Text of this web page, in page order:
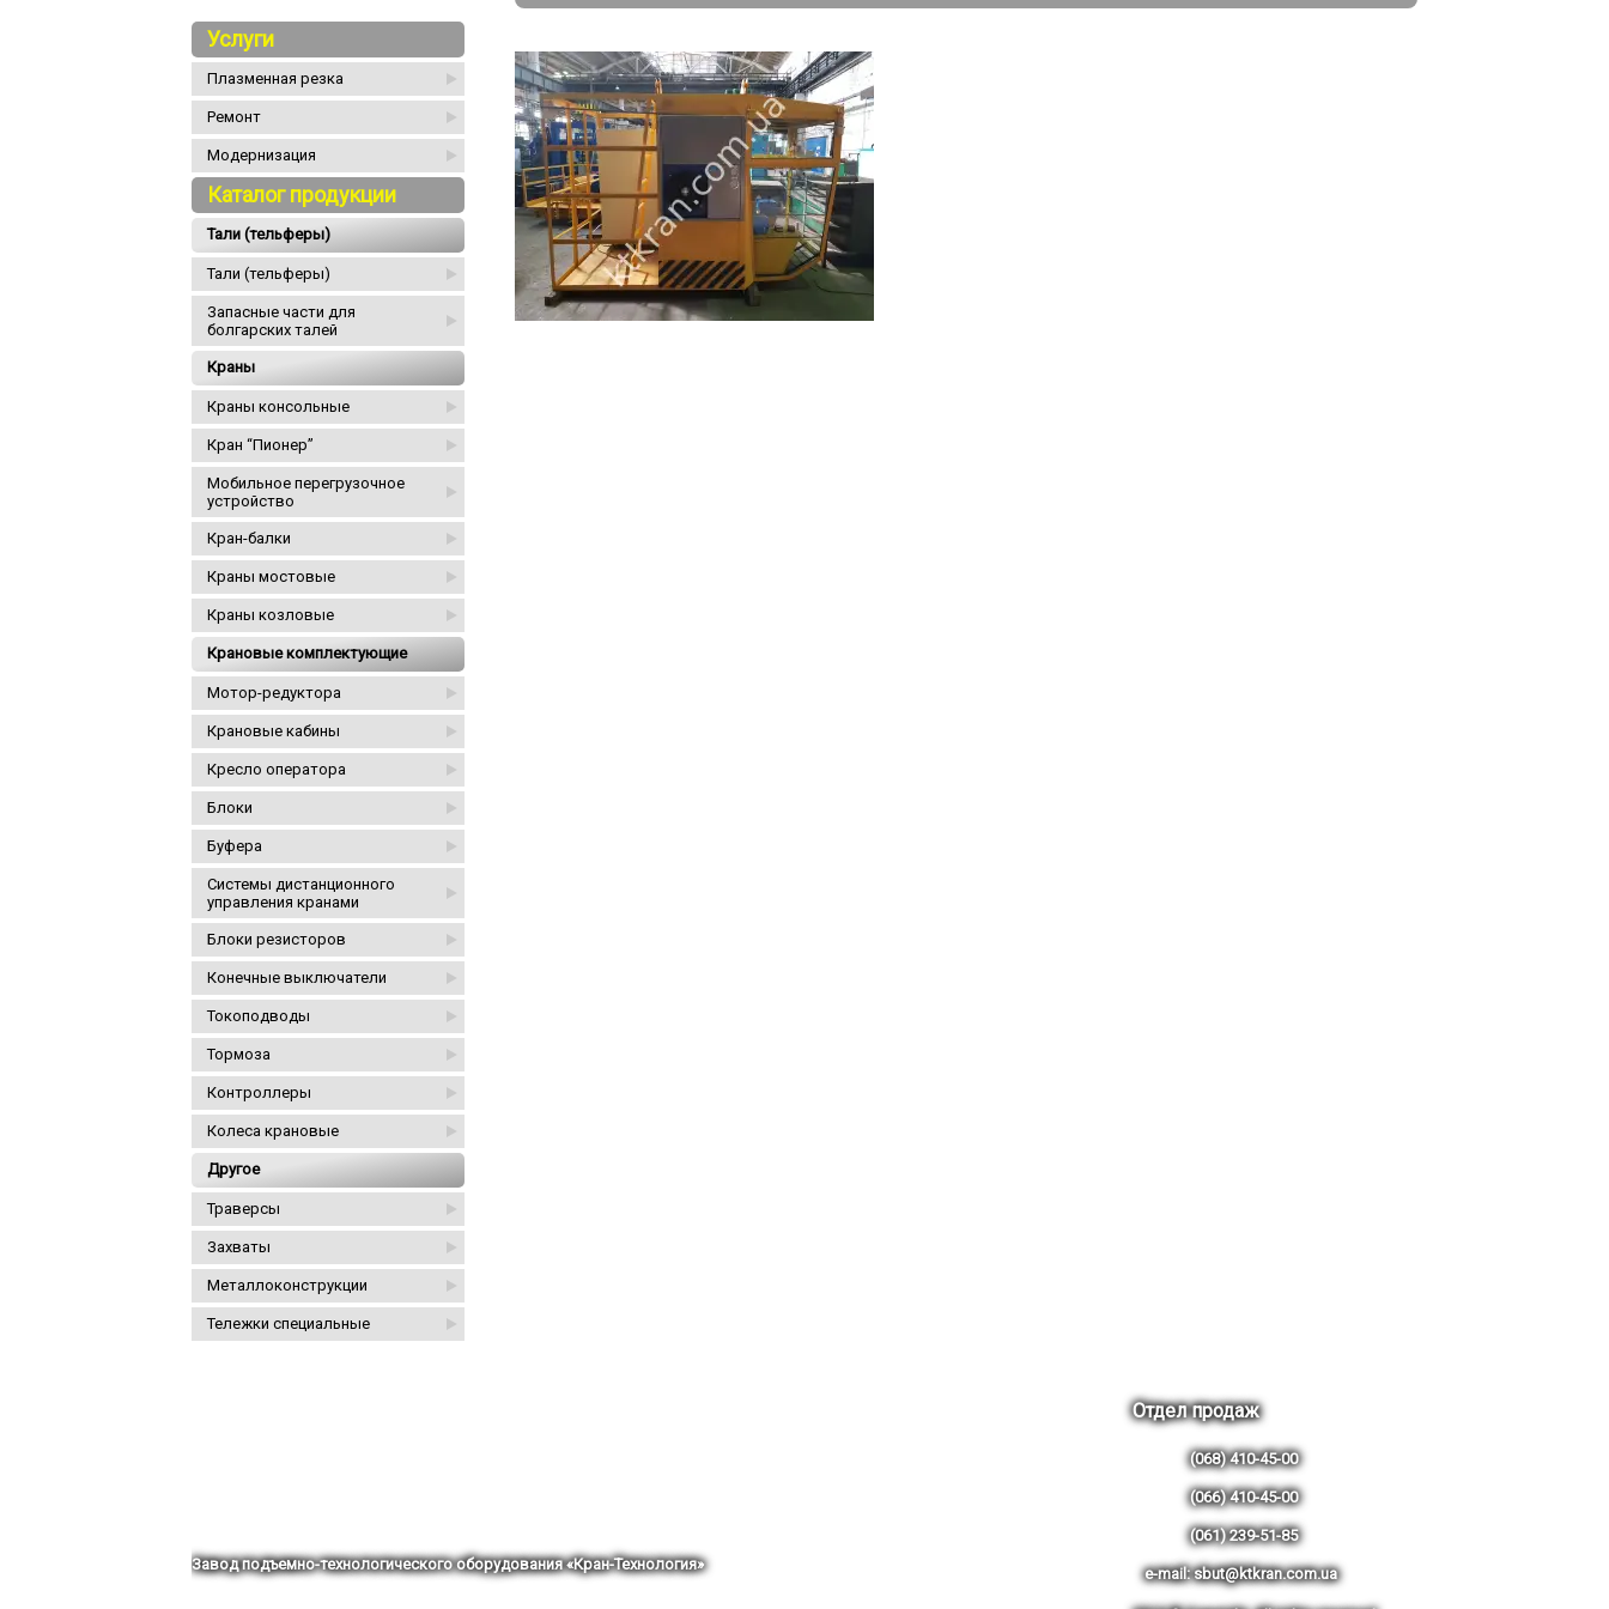
Услуги
Плазменная резка
Ремонт
Модернизация
Каталог продукции
Тали (тельферы)
Тали (тельферы)
Запасные части для
болгарских талей
Краны
Краны консольные
Кран “Пионер”
Мобильное перегрузочное
устройство
Кран-балки
Краны мостовые
Краны козловые
Крановые комплектующие
Мотор-редуктора
Крановые кабины
Кресло оператора
Блоки
Буфера
Системы дистанционного
управления кранами
Блоки резисторов
Конечные выключатели
Токоподводы
Тормоза
Контроллеры
Колеса крановые
Другое
Траверсы
Захваты
Металлоконструкции
Тележки специальные
Завод подъемно-технологического оборудования «Кран-Технология»
Отдел продаж
(068) 410-45-00
(066) 410-45-00
(061) 239-51-85
e-mail: sbut@ktkran.com.ua